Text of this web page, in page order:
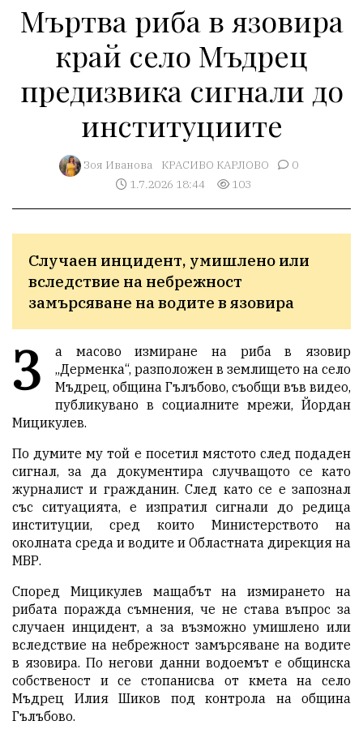
Мъртва риба в язовира
край село Мъдрец
предизвика сигнали до
институциите
Зоя Иванова КРАСИВО КАРЛОВО
0
1.7.2026 18:44
103
Случаен инцидент, умишлено или
вследствие на небрежност
замърсяване на водите в язовира
З
а масово измиране на риба в язовир
„Дерменка“, разположен в землището на село
Мъдрец, община Гълъбово, съобщи във видео,
публикувано в социалните мрежи, Йордан
Мицикулев.
По думите му той е посетил мястото след подаден
сигнал, за да документира случващото се като
журналист и гражданин. След като се е запознал
със ситуацията, е изпратил сигнали до редица
институции, сред които Министерството на
околната среда и водите и Областната дирекция на
МВР.
Според Мицикулев мащабът на измирането на
рибата поражда съмнения, че не става въпрос за
случаен инцидент, а за възможно умишлено или
вследствие на небрежност замърсяване на водите
в язовира. По негови данни водоемът е общинска
собственост и се стопанисва от кмета на село
Мъдрец Илия Шиков под контрола на община
Гълъбово.